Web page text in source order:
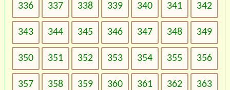
336 337 338 339 340 341 342
343 344 345 346 347 348 349
350 351 352 353 354 355 356
357 358 359 360 361 362 363